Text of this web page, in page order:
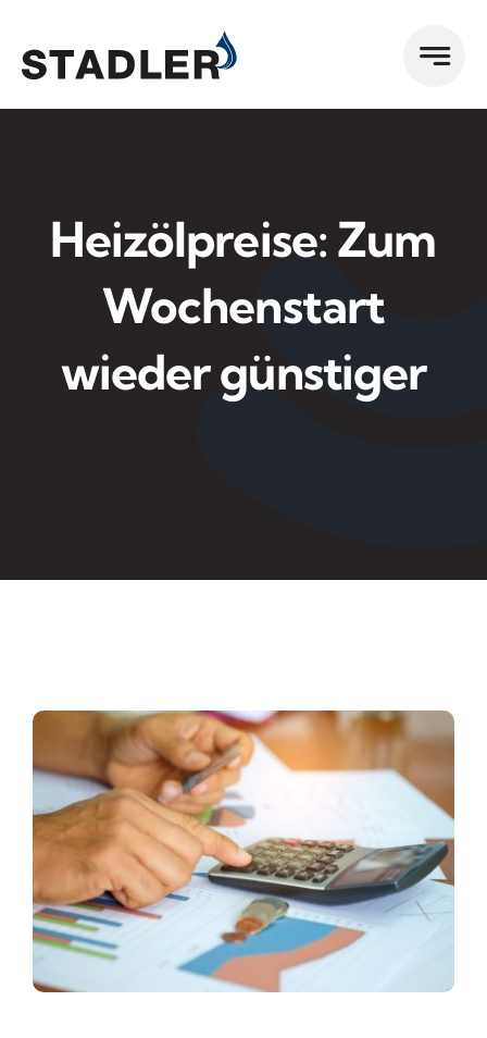
Inhalt
springen
Heizölpreise: Zum
Wochenstart
wieder günstiger